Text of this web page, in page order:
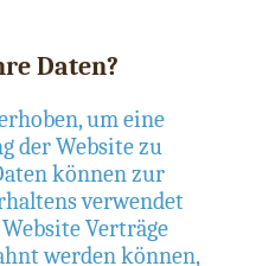
Daten?
um eine
der Website zu
können zur
verwendet
Verträge
werden können,